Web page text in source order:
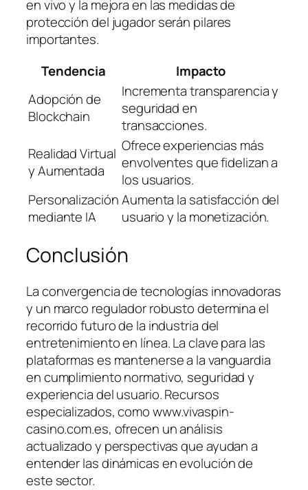
en vivo y la mejora en las medidas de
protección del jugador serán pilares
importantes.
Tendencia
Impacto
Adopción de
Blockchain
Incrementa transparencia y
seguridad en
transacciones.
Realidad Virtual
y Aumentada
Ofrece experiencias más
envolventes que fidelizan a
los usuarios.
Personalización
mediante IA
Aumenta la satisfacción del
usuario y la monetización.
Conclusión
La convergencia de tecnologías innovadoras
y un marco regulador robusto determina el
recorrido futuro de la industria del
entretenimiento en línea. La clave para las
plataformas es mantenerse a la vanguardia
en cumplimiento normativo, seguridad y
experiencia del usuario. Recursos
especializados, como www.vivaspin-
casino.com.es, ofrecen un análisis
actualizado y perspectivas que ayudan a
entender las dinámicas en evolución de
este sector.